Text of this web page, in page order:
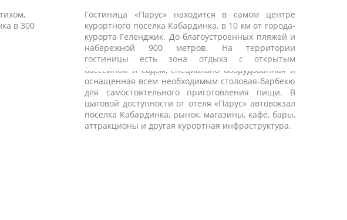
в 300
Гостиница «Парус» находится в самом центре
курортного поселка Кабардинка, в 10 км от города-
курорта Геленджик. До благоустроенных пляжей и
набережной 900 метров. На территории
гостиницы есть зона отдыха с открытым
бассейном и садом, специально оборудованная и
оснащенная всем необходимым столовая-барбекю
для самостоятельного приготовления пищи. В
шаговой доступности от отеля «Парус» автовокзал
поселка Кабардинка, рынок, магазины, кафе, бары,
аттракционы и другая курортная инфраструктура.